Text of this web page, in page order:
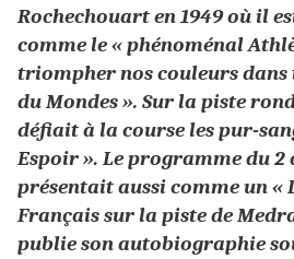
Rochechouart en 1949 où il
comme le « phénoménal
triompher nos couleurs dans
du Mondes ». Sur la piste
défiait à la course les pur-
Espoir ». Le programme du 2
présentait aussi comme un «
Français sur la piste de
publie son autobiographie